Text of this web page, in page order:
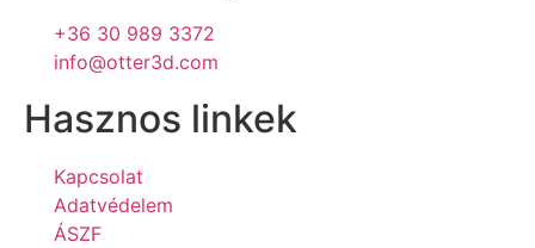
+36 30 989 3372
info@otter3d.com
Hasznos linkek
Kapcsolat
Adatvédelem
ÁSZF